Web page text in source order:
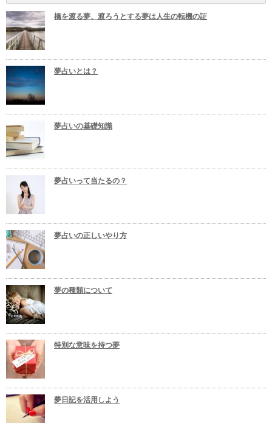
橋を渡る夢、渡ろうとする夢は人生の転機の証
夢占いとは？
夢占いの基礎知識
夢占いって当たるの？
夢占いの正しいやり方
夢の種類について
特別な意味を持つ夢
夢日記を活用しよう